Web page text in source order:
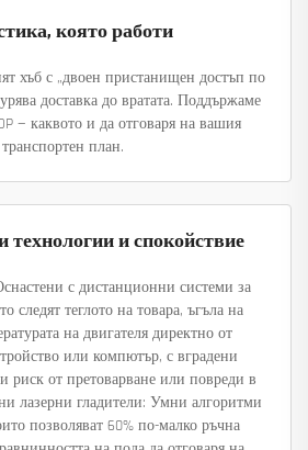
която работи
хъб с „двоен пристанищен достъп по
доставка до вратата. Поддържаме
— каквото и да отговаря на вашия
транспортен план.
технологии и спокойствие
с дистанционни системи за
следят теглото на товара, ъгъла на
на двигателя директно от
или компютър, с вградени
риск от претоварване или повреди в
лазерни гладители: Умни алгоритми
позволяват 60% по-малко ръчна